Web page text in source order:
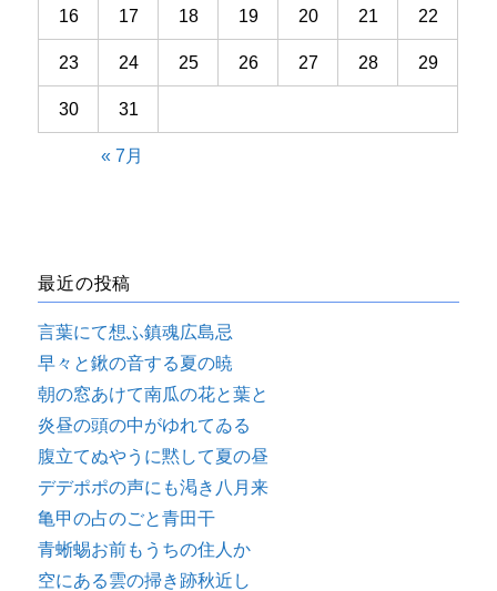
16 17 18 19 20 21 22
23 24 25 26 27 28 29
30 31
« 7月
最近の投稿
言葉にて想ふ鎮魂広島忌
早々と鍬の音する夏の暁
朝の窓あけて南瓜の花と葉と
炎昼の頭の中がゆれてゐる
腹立てぬやうに黙して夏の昼
デデポポの声にも渇き八月来
亀甲の占のごと青田干
青蜥蜴お前もうちの住人か
空にある雲の掃き跡秋近し